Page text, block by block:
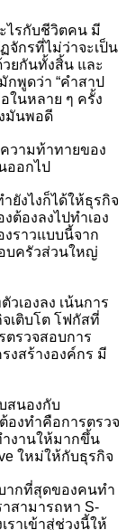
ไรกับชีวิตคน มี
จักรที่ไม่ว่าจะเป็น
ยกันทั้งสิ้น และ
กพูดว่า “คำสาป
ในหลาย ๆ ครั้ง
มันพอดี
วามท้าทายของ
ออกไป
ยังไงก็ได้ให้ธุรกิจ
ต้องลงไปทำเอง
งราวแบบนี้จาก
บครัวส่วนใหญ่
วเองลง เน้นการ
เติบโต โฟกัสที่
ตรวจสอบการ
งสร้างองค์กร มี
สนองกับ
ต้องทำคือการตรวจ
ำงานให้มากขึ้น
ใหม่ให้กับธุรกิจ
ากที่สุดของคนทำ
สามารถหา S-
ราเข้าสู่ช่วงนี้ให้